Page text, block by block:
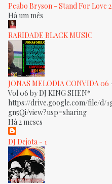
Peabo Bryson - Stand For Love
Há um mês
RARIDADE BLACK MUSIC
JONAS MELODIA CONVIDA 06
Vol 06 by DJ KING SHEN*
https://drive.google.com/file/d/
gn5Qi/view?usp=sharing
Há 2 meses
DJ Dejota - 1